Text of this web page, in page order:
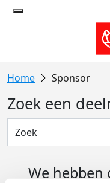
Sponsor
Zoek een
We hebben